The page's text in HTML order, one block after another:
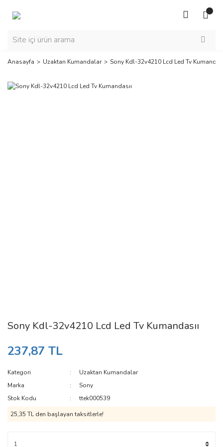
Anasayfa Uzaktan Kumandalar Sony Kdl-32v4210 Lcd Led Tv
Sony Kdl-32v4210 Lcd Led Tv Kumandasıı
237,87 TL
Kategori
Uzaktan Kumandalar
Marka
Sony
Stok Kodu
ttek000539
25,35 TL den başlayan taksitlerle!